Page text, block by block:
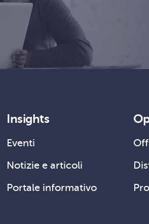
Insights
Eventi
Notizie e articoli
Portale informativo